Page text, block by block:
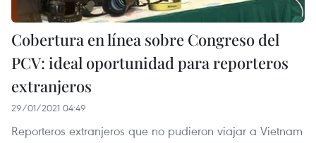
Cobertura en línea sobre Congreso del
PCV: ideal oportunidad para reporteros
extranjeros
29/01/2021 04:49
Reporteros extranjeros que no pudieron viajar a Vietnam